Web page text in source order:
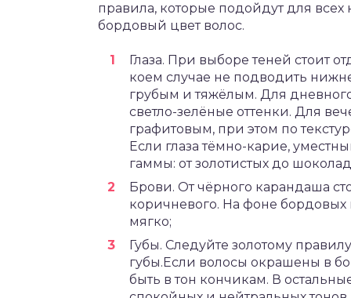
правила, которые подойдут для
бордовый цвет волос.
Глаза. При выборе теней стоит
коем случае не подводить
грубым и тяжёлым. Для
светло-зелёные оттенки. Для
графитовым, при этом по
Если глаза тёмно-карие,
гаммы: от золотистых до
Брови. От чёрного карандаша
коричневого. На фоне бордовых
мягко;
Губы. Следуйте золотому
губы.Если волосы окрашены в
быть в тон кончикам. В